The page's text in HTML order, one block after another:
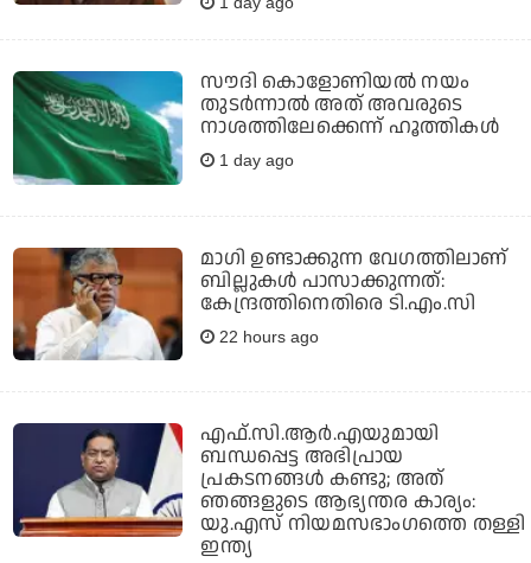
സൗദി കൊളോണിയല്‍ നയം
തുടര്‍ന്നാല്‍ അത് അവരുടെ
നാശത്തിലേക്കെന്ന് ഹൂത്തികള്‍
1 day ago
മാഗി ഉണ്ടാക്കുന്ന വേഗത്തിലാണ്
ബില്ലുകള്‍ പാസാക്കുന്നത്:
കേന്ദ്രത്തിനെതിരെ ടി.എം.സി
22 hours ago
എഫ്.സി.ആര്‍.എയുമായി
ബന്ധപ്പെട്ട അഭിപ്രായ
പ്രകടനങ്ങള്‍ കണ്ടു; അത്
ഞങ്ങളുടെ ആഭ്യന്തര കാര്യം:
യു.എസ് നിയമസഭാംഗത്തെ തള്ളി
ഇന്ത്യ